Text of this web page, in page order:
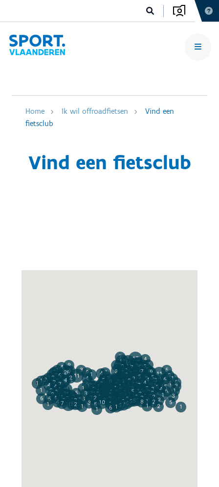
Home Ik wil offroadfietsen
Vind een
fietsclub
Vind een fietsclub